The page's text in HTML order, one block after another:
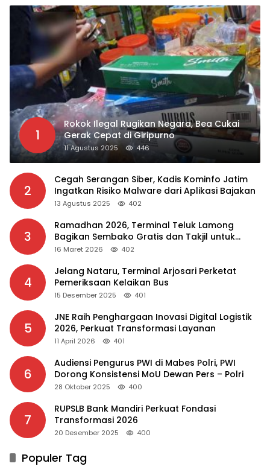
1
Rokok Ilegal Rugikan Negara, Bea Cukai
Gerak Cepat di Giripurno
11 Agustus 2025 446
2
Cegah Serangan Siber, Kadis Kominfo Jatim
Ingatkan Risiko Malware dari Aplikasi Bajakan
13 Agustus 2025 402
3
Ramadhan 2026, Terminal Teluk Lamong
Bagikan Sembako Gratis dan Takjil untuk
Masyarakat
16 Maret 2026 402
4
Jelang Nataru, Terminal Arjosari Perketat
Pemeriksaan Kelaikan Bus
15 Desember 2025 401
5
JNE Raih Penghargaan Inovasi Digital Logistik
2026, Perkuat Transformasi Layanan
11 April 2026 401
6
Audiensi Pengurus PWI di Mabes Polri, PWI
Dorong Konsistensi MoU Dewan Pers – Polri
28 Oktober 2025 400
7
RUPSLB Bank Mandiri Perkuat Fondasi
Transformasi 2026
20 Desember 2025 400
Populer Tag